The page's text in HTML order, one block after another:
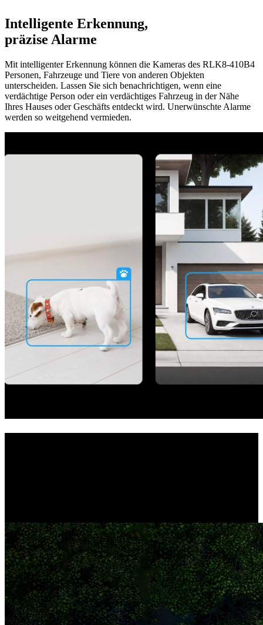
Intelligente Erkennung,
präzise Alarme
Mit intelligenter Erkennung können die Kameras des RLK8-410B4
Personen, Fahrzeuge und Tiere von anderen Objekten
unterscheiden. Lassen Sie sich benachrichtigen, wenn eine
verdächtige Person oder ein verdächtiges Fahrzeug in der Nähe
Ihres Hauses oder Geschäfts entdeckt wird. Unerwünschte Alarme
werden so weitgehend vermieden.